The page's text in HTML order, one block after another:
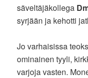
säveltäjäkollega
syrjään ja kehotti
Jo varhaisissa
ominainen tyyli,
varjoja vasten.